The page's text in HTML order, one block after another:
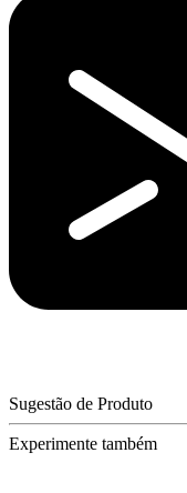
Sugestão de Produto
Experimente também